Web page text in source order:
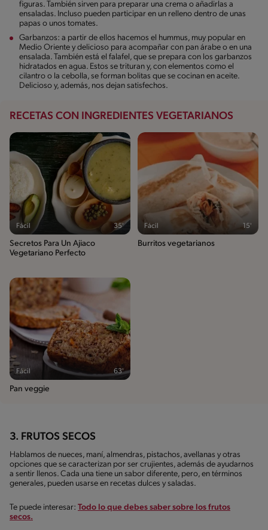
figuras. También sirven para preparar una crema o añadirlas a
ensaladas. Incluso pueden participar en un relleno dentro de unas
papas o unos tomates.
Garbanzos: a partir de ellos hacemos el hummus, muy popular en
Medio Oriente y delicioso para acompañar con pan árabe o en una
ensalada. También está el falafel, que se prepara con los garbanzos
hidratados en agua. Estos se trituran y, con elementos como el
cilantro o la cebolla, se forman bolitas que se cocinan en aceite.
Delicioso y, además, nos dejan satisfechos.
RECETAS CON INGREDIENTES VEGETARIANOS
Fácil 35'
Secretos Para Un Ajiaco
Vegetariano Perfecto
Fácil 15'
Burritos vegetarianos
Fácil 63'
Pan veggie
3. FRUTOS SECOS
Hablamos de nueces, maní, almendras, pistachos, avellanas y otras
opciones que se caracterizan por ser crujientes, además de ayudarnos
a sentir llenos. Cada una tiene un sabor diferente, pero, en términos
generales, pueden usarse en recetas dulces y saladas.
Te puede interesar: Todo lo que debes saber sobre los frutos
secos.